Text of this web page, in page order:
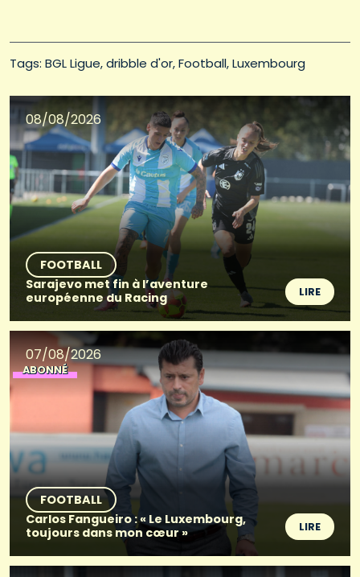
Tags: BGL Ligue dribble d'or Football Luxembourg
08/08/2026
FOOTBALL
Sarajevo met fin à l’aventure
européenne du Racing
LIRE
07/08/2026
ABONNÉ
FOOTBALL
Carlos Fangueiro : « Le Luxembourg,
toujours dans mon cœur »
LIRE